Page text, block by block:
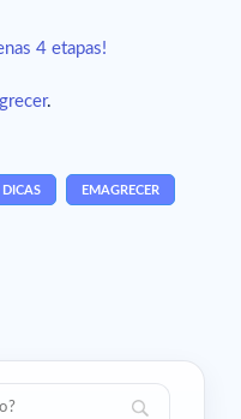
4 etapas!
.
DICAS EMAGRECER